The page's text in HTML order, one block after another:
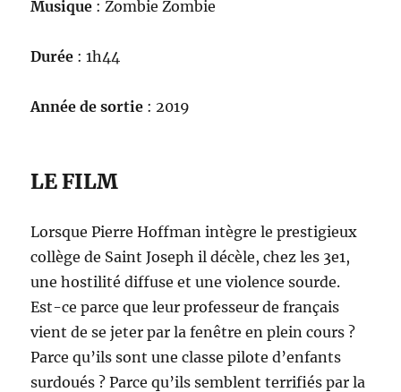
Musique : Zombie Zombie
Durée : 1h44
Année de sortie : 2019
LE FILM
Lorsque Pierre Hoffman intègre le prestigieux
collège de Saint Joseph il décèle, chez les 3e1,
une hostilité diffuse et une violence sourde.
Est-ce parce que leur professeur de français
vient de se jeter par la fenêtre en plein cours ?
Parce qu’ils sont une classe pilote d’enfants
surdoués ? Parce qu’ils semblent terrifiés par la